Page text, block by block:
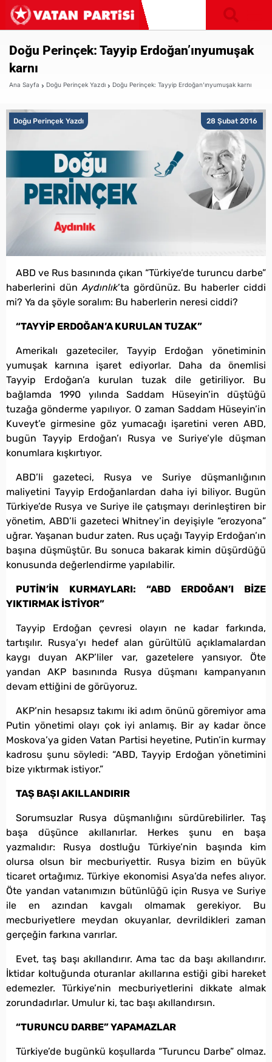
Doğu Perinçek: Tayyip Erdoğan’ınyumuşak
karnı
Ana Sayfa Doğu Perinçek Yazdı Doğu Perinçek: Tayyip Erdoğan’ınyumuşak karnı
28 Şubat 2016
Doğu Perinçek Yazdı
ABD ve Rus basınında çıkan “Türkiye’de turuncu darbe”
haberlerini dünAydınlık’ta gördünüz. Bu haberler ciddi
mi? Ya da şöyle soralım: Bu haberlerin neresi ciddi?
“TAYYİP ERDOĞAN’A KURULAN TUZAK”
Amerikalı gazeteciler, Tayyip Erdoğan yönetiminin
yumuşak karnına işaret ediyorlar. Daha da önemlisi
Tayyip Erdoğan’a kurulan tuzak dile getiriliyor. Bu
bağlamda 1990 yılında Saddam Hüseyin’in düştüğü
tuzağa gönderme yapılıyor. O zaman Saddam Hüseyin’in
Kuveyt’e girmesine göz yumacağı işaretini veren ABD,
bugün Tayyip Erdoğan’ı Rusya ve Suriye’yle düşman
konumlara kışkırtıyor.
ABD’li gazeteci, Rusya ve Suriye düşmanlığının
maliyetini Tayyip Erdoğanlardan daha iyi biliyor. Bugün
Türkiye’de Rusya ve Suriye ile çatışmayı derinleştiren bir
yönetim, ABD’li gazeteci Whitney’in deyişiyle “erozyona”
uğrar. Yaşanan budur zaten. Rus uçağı Tayyip Erdoğan’ın
başına düşmüştür. Bu sonuca bakarak kimin düşürdüğü
konusunda değerlendirme yapılabilir.
PUTİN’İN KURMAYLARI: “ABD ERDOĞAN’I BİZE
YIKTIRMAK İSTİYOR”
Tayyip Erdoğan çevresi olayın ne kadar farkında,
tartışılır. Rusya’yı hedef alan gürültülü açıklamalardan
kaygı duyan AKP’liler var, gazetelere yansıyor. Öte
yandan AKP basınında Rusya düşmanı kampanyanın
devam ettiğini de görüyoruz.
AKP’nin hesapsız takımı iki adım önünü göremiyor ama
Putin yönetimi olayı çok iyi anlamış. Bir ay kadar önce
Moskova’ya giden Vatan Partisi heyetine, Putin’in kurmay
kadrosu şunu söyledi: “ABD, Tayyip Erdoğan yönetimini
bize yıktırmak istiyor.”
TAŞ BAŞI AKILLANDIRIR
Sorumsuzlar Rusya düşmanlığını sürdürebilirler. Taş
başa düşünce akıllanırlar. Herkes şunu en başa
yazmalıdır: Rusya dostluğu Türkiye’nin başında kim
olursa olsun bir mecburiyettir. Rusya bizim en büyük
ticaret ortağımız. Türkiye ekonomisi Asya’da nefes alıyor.
Öte yandan vatanımızın bütünlüğü için Rusya ve Suriye
ile en azından kavgalı olmamak gerekiyor. Bu
mecburiyetlere meydan okuyanlar, devrildikleri zaman
gerçeğin farkına varırlar.
Evet, taş başı akıllandırır. Ama tac da başı akıllandırır.
İktidar koltuğunda oturanlar akıllarına estiği gibi hareket
edemezler. Türkiye’nin mecburiyetlerini dikkate almak
zorundadırlar. Umulur ki, tac başı akıllandırsın.
“TURUNCU DARBE” YAPAMAZLAR
Türkiye’de bugünkü koşullarda “Turuncu Darbe” olmaz.